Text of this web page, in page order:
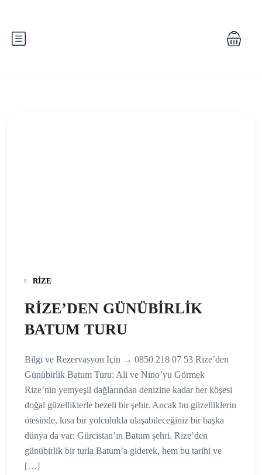
RIZE
RİZE’DEN GÜNÜBİRLİK
BATUM TURU
Bilgi ve Rezervasyon İçin → 0850 218 07 53 Rize’den
Günübirlik Batum Turu: Ali ve Nino’yu Görmek
Rize’nin yemyeşil dağlarından denizine kadar her köşesi
doğal güzelliklerle bezeli bir şehir. Ancak bu güzelliklerin
ötesinde, kısa bir yolculukla ulaşabileceğiniz bir başka
dünya da var: Gürcistan’ın Batum şehri. Rize’den
günübirlik bir turla Batum’a giderek, hem bu tarihi ve
[…]